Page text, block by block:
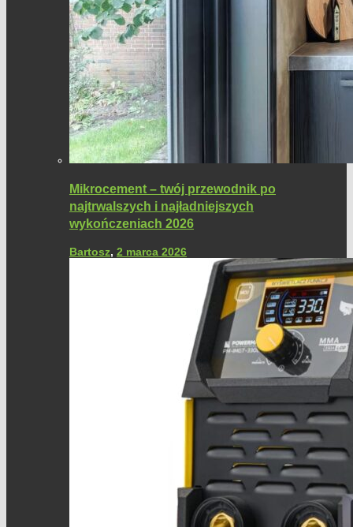
Mikrocement – twój przewodnik po
najtrwalszych i najładniejszych
wykończeniach 2026
Bartosz, 2 marca 2026